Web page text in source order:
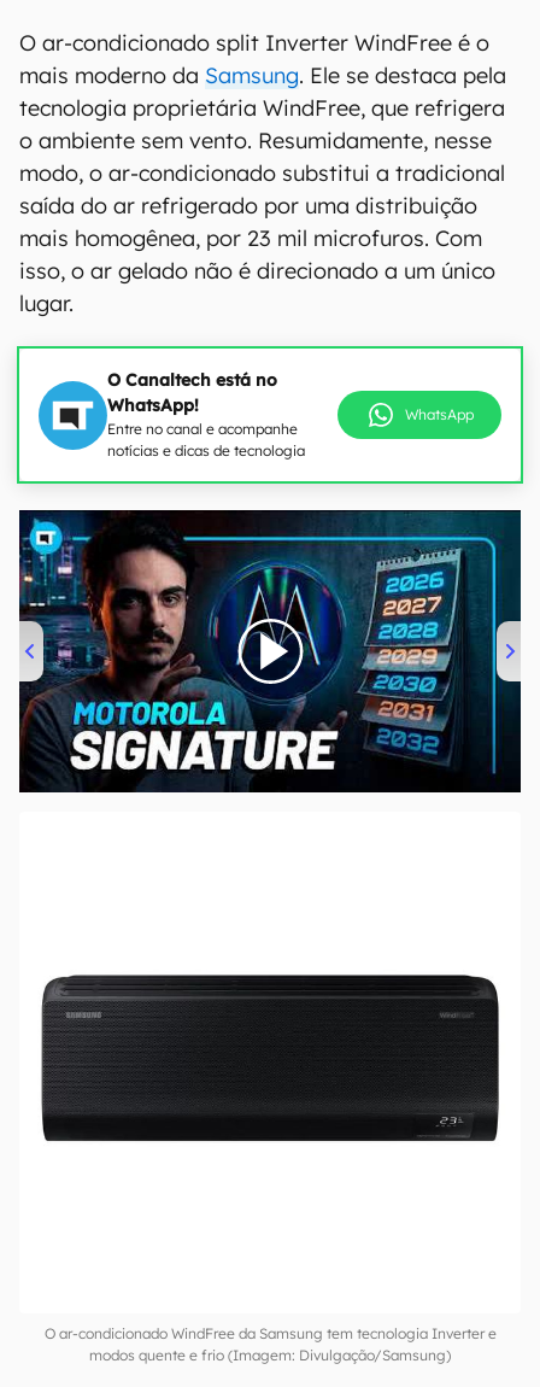
O ar-condicionado split Inverter WindFree é o
mais moderno da Samsung. Ele se destaca pela
tecnologia proprietária WindFree, que refrigera
o ambiente sem vento. Resumidamente, nesse
modo, o ar-condicionado substitui a tradicional
saída do ar refrigerado por uma distribuição
mais homogênea, por 23 mil microfuros. Com
isso, o ar gelado não é direcionado a um único
lugar.
O Canaltech está no
WhatsApp!
Entre no canal e acompanhe
notícias e dicas de tecnologia
WhatsApp
00:00/20:46
O ar-condicionado WindFree da Samsung tem tecnologia Inverter e
modos quente e frio (Imagem: Divulgação/Samsung)